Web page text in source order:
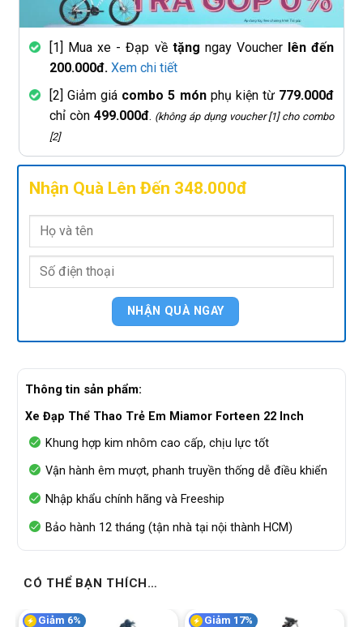
[1] Mua xe - Đạp về tặng ngay Voucher lên đến
200.000đ. Xem chi tiết
[2] Giảm giá combo 5 mónphụ kiện từ 779.000đ
chỉ còn 499.000đ. (không áp dụng voucher [1] cho combo
[2]
Nhận Quà Lên Đến 348.000đ
Thông tin sản phẩm:
Xe Đạp Thể Thao Trẻ Em Miamor Forteen 22 Inch
Khung hợp kim nhôm cao cấp, chịu lực tốt
Vận hành êm mượt, phanh truyền thống dễ điều khiển
Nhập khẩu chính hãng và Freeship
Bảo hành 12 tháng (tận nhà tại nội thành HCM)
CÓ THỂ BẠN THÍCH…
Giảm 6% Giảm 17%